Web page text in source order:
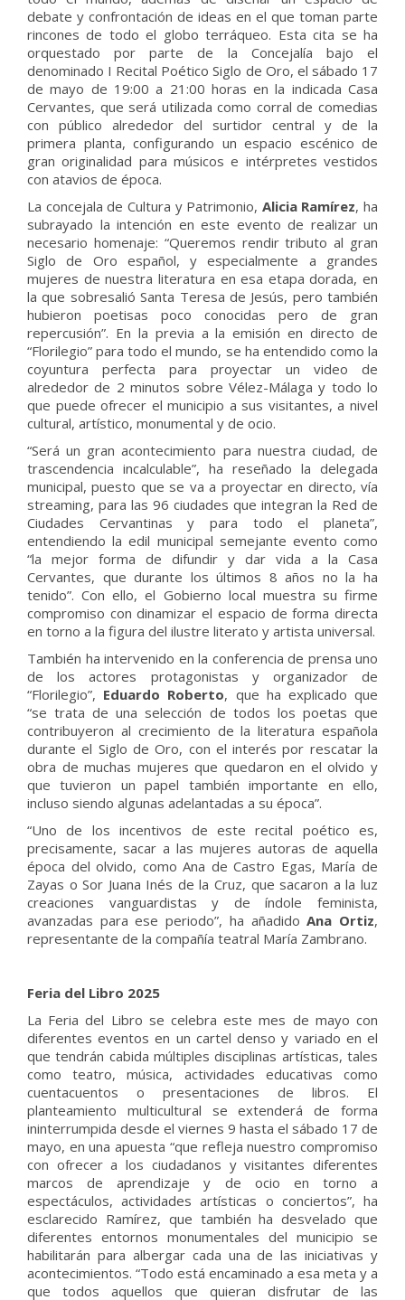
debate y confrontación de ideas en el que toman parte
rincones de todo el globo terráqueo. Esta cita se ha
orquestado por parte de la Concejalía bajo el
denominado I Recital Poético Siglo de Oro, el sábado 17
de mayo de 19:00 a 21:00 horas en la indicada Casa
Cervantes, que será utilizada como corral de comedias
con público alrededor del surtidor central y de la
primera planta, configurando un espacio escénico de
gran originalidad para músicos e intérpretes vestidos
con atavios de época.
La concejala de Cultura y Patrimonio, Alicia Ramírez, ha
subrayado la intención en este evento de realizar un
necesario homenaje: “Queremos rendir tributo al gran
Siglo de Oro español, y especialmente a grandes
mujeres de nuestra literatura en esa etapa dorada, en
la que sobresalió Santa Teresa de Jesús, pero también
hubieron poetisas poco conocidas pero de gran
repercusión”. En la previa a la emisión en directo de
“Florilegio” para todo el mundo, se ha entendido como la
coyuntura perfecta para proyectar un video de
alrededor de 2 minutos sobre Vélez-Málaga y todo lo
que puede ofrecer el municipio a sus visitantes, a nivel
cultural, artístico, monumental y de ocio.
“Será un gran acontecimiento para nuestra ciudad, de
trascendencia incalculable”, ha reseñado la delegada
municipal, puesto que se va a proyectar en directo, vía
streaming, para las 96 ciudades que integran la Red de
Ciudades Cervantinas y para todo el planeta”,
entendiendo la edil municipal semejante evento como
“la mejor forma de difundir y dar vida a la Casa
Cervantes, que durante los últimos 8 años no la ha
tenido”. Con ello, el Gobierno local muestra su firme
compromiso con dinamizar el espacio de forma directa
en torno a la figura del ilustre literato y artista universal.
También ha intervenido en la conferencia de prensa uno
de los actores protagonistas y organizador de
“Florilegio”, Eduardo Roberto, que ha explicado que
“se trata de una selección de todos los poetas que
contribuyeron al crecimiento de la literatura española
durante el Siglo de Oro, con el interés por rescatar la
obra de muchas mujeres que quedaron en el olvido y
que tuvieron un papel también importante en ello,
incluso siendo algunas adelantadas a su época”.
“Uno de los incentivos de este recital poético es,
precisamente, sacar a las mujeres autoras de aquella
época del olvido, como Ana de Castro Egas, María de
Zayas o Sor Juana Inés de la Cruz, que sacaron a la luz
creaciones vanguardistas y de índole feminista,
avanzadas para ese periodo”, ha añadidoAna Ortiz,
representante de la compañía teatral María Zambrano.
Feria del Libro 2025
La Feria del Libro se celebra este mes de mayo con
diferentes eventos en un cartel denso y variado en el
que tendrán cabida múltiples disciplinas artísticas, tales
como teatro, música, actividades educativas como
cuentacuentos o presentaciones de libros. El
planteamiento multicultural se extenderá de forma
ininterrumpida desde el viernes 9 hasta el sábado 17 de
mayo, en una apuesta “que refleja nuestro compromiso
con ofrecer a los ciudadanos y visitantes diferentes
marcos de aprendizaje y de ocio en torno a
espectáculos, actividades artísticas o conciertos”, ha
esclarecido Ramírez, que también ha desvelado que
diferentes entornos monumentales del municipio se
habilitarán para albergar cada una de las iniciativas y
acontecimientos. “Todo está encaminado a esa meta y a
que todos aquellos que quieran disfrutar de las